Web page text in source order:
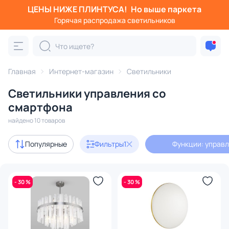
ЦЕНЫ НИЖЕ ПЛИНТУСА! Но выше паркета
Горячая распродажа светильников
Главная Интернет-магазин Светильники
Светильники управления со
смартфона
найдено 10 товаров
Популярные Фильтры1 Функции:
- 30 % - 30 %
Фильтры
Категория:
Люстры Подвесные светильники Потолочные
Акции 10
В наличии 10
Страна